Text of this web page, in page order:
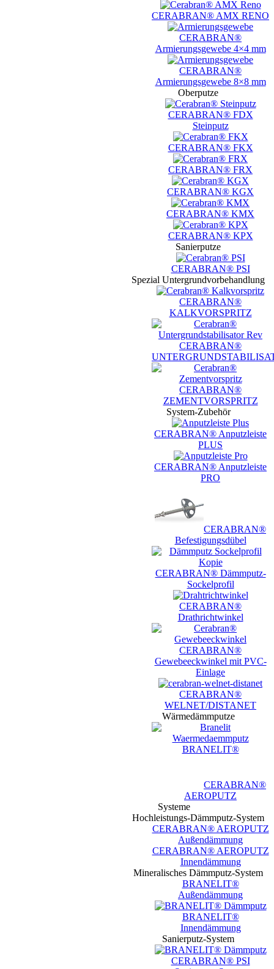
CERABRAN® AMX RENO
CERABRAN®
Armierungsgewebe 4×4 mm
CERABRAN®
Armierungsgewebe 8×8 mm
Oberputze
CERABRAN® FDX
Steinputz
CERABRAN® FKX
CERABRAN® FRX
CERABRAN® KGX
CERABRAN® KMX
CERABRAN® KPX
Sanierputze
CERABRAN® PSI
Spezial Untergrundvorbehandlung
CERABRAN®
KALKVORSPRITZ
CERABRAN®
CERABRAN®
ZEMENTVORSPRITZ
System-Zubehör
CERABRAN® Anputzleiste
PLUS
CERABRAN® Anputzleiste
PRO
CERABRAN®
Befestigungsdübel
CERABRAN® Dämmputz-
Sockelprofil
CERABRAN®
Drathrichtwinkel
CERABRAN®
Gewebeeckwinkel mit PVC-
Einlage
CERABRAN®
WELNET/DISTANET
Wärmedämmputze
BRANELIT®
CERABRAN®
AEROPUTZ
Systeme
Hochleistungs-Dämmputz-System
CERABRAN® AEROPUTZ
Außendämmung
CERABRAN® AEROPUTZ
Innendämmung
Mineralisches Dämmputz-System
BRANELIT®
Außendämmung
BRANELIT®
Innendämmung
Sanierputz-System
CERABRAN® PSI